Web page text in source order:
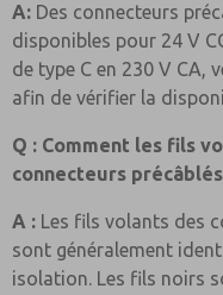
A: Des connecteurs
disponibles pour 24 V
de type C en 230 V CA,
afin de vérifier la
Q : Comment les fils
connecteurs précâblés
A : Les fils volants des
sont généralement
isolation. Les fils noirs